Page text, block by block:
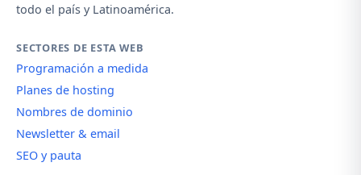
todo el país y Latinoamérica.
SECTORES DE ESTA WEB
Programación a medida
Planes de hosting
Nombres de dominio
Newsletter & email
SEO y pauta